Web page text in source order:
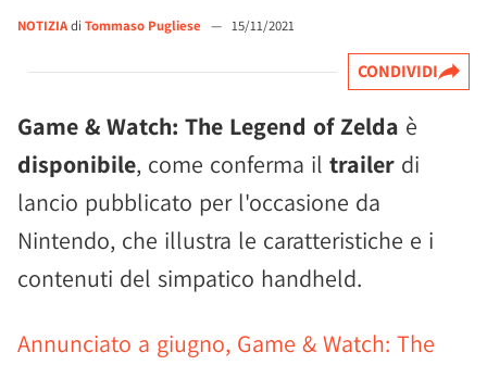
NOTIZIAdi Tommaso Pugliese — 15/11/2021
CONDIVIDI
Game & Watch: The Legend of Zelda è
disponibile, come conferma il trailer di
lancio pubblicato per l'occasione da
Nintendo, che illustra le caratteristiche e i
contenuti del simpatico handheld.
Annunciato a giugno, Game & Watch: The